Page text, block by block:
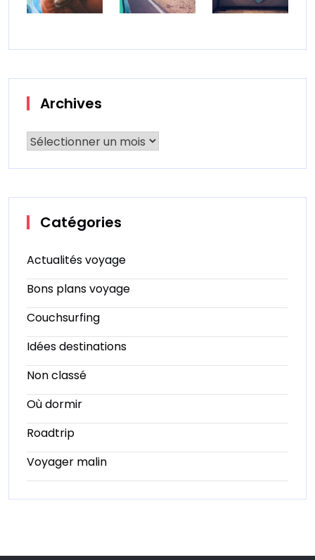
Archives
Catégories
Actualités voyage
Bons plans voyage
Couchsurfing
Idées destinations
Non classé
Où dormir
Roadtrip
Voyager malin